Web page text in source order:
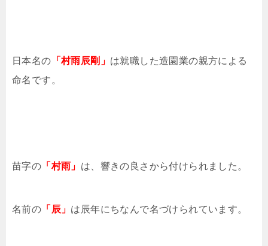
日本名の 「村雨辰剛」 は就職した造園業の親方による
命名です。
苗字の 「村雨」 は、響きの良さから付けられました。
名前の 「辰」 は辰年にちなんで名づけられています。